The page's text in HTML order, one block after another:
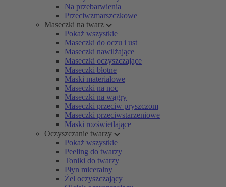
Na przebarwienia
Przeciwzmarszczkowe
Maseczki na twarz
Pokaż wszystkie
Maseczki do oczu i ust
Maseczki nawilżające
Maseczki oczyszczające
Maseczki błotne
Maski materiałowe
Maseczki na noc
Maseczki na wągry
Maseczki przeciw pryszczom
Maseczki przeciwstarzeniowe
Maski rozświetlające
Oczyszczanie twarzy
Pokaż wszystkie
Peeling do twarzy
Toniki do twarzy
Płyn miceralny
Żel oczyszczający